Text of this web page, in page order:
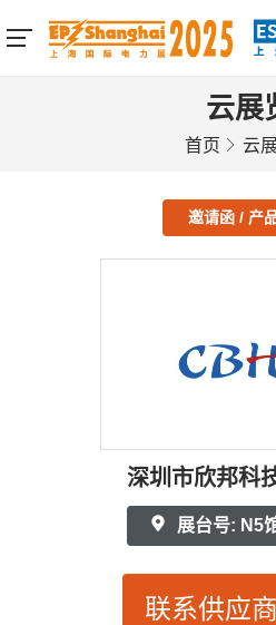
云展
首页 云
邀请函 / 产
深圳市欣邦科
展台号: N5
联系供应商